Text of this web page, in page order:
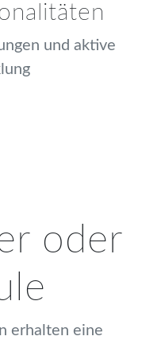
und aktive
oder
erhalten eine